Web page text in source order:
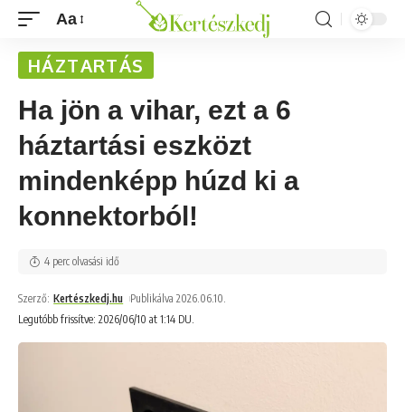
Aa
HÁZTARTÁS
Ha jön a vihar, ezt a 6
háztartási eszközt
mindenképp húzd ki a
konnektorból!
Legutóbb frissítve: 2026/06/10 at 1:14 DU.
Szerző: Kertészkedj.hu Publikálva 2026.06.10.
4 perc olvasási idő